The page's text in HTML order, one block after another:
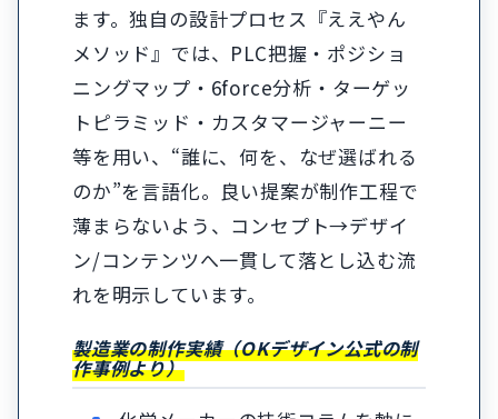
ます。独自の設計プロセス『ええやん
メソッド』では、PLC把握・ポジショ
ニングマップ・6force分析・ターゲッ
トピラミッド・カスタマージャーニー
等を用い、“誰に、何を、なぜ選ばれる
のか”を言語化。良い提案が制作工程で
薄まらないよう、コンセプト→デザイ
ン/コンテンツへ一貫して落とし込む流
れを明示しています。
製造業の制作実績（OKデザイン公式の制
作事例より）